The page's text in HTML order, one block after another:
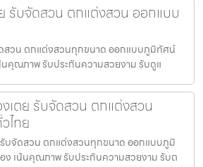
รับจัดสวน ตกแต่งสวน ออกแบบ
สวน ตกแต่งสวนทุกขนาด ออกแบบภูมิทัศน์
นคุณภาพ รับประกันความสวยงาม รับดูแ
เตย รับจัดสวน ตกแต่งสวน
ไทย
บจัดสวน ตกแต่งสวนทุกขนาด ออกแบบภูมิ
ง เน้นคุณภาพ รับประกันความสวยงาม รับต